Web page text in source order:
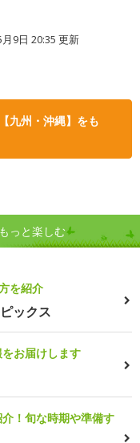
9日 20:35 更新
九州・沖縄】をも
っと楽しむ
を紹介
ックス
お届けします
！旬な時期や準備す